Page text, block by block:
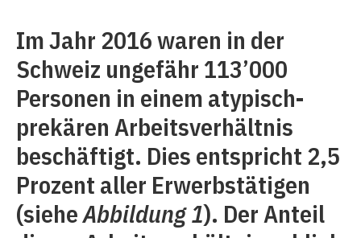
Im Jahr 2016 waren in der
Schweiz ungefähr 113’000
Personen in einem atypisch-
prekären Arbeitsverhältnis
beschäftigt. Dies entspricht 2,5
Prozent aller Erwerbstätigen
(sieheAbbildung 1). Der Anteil